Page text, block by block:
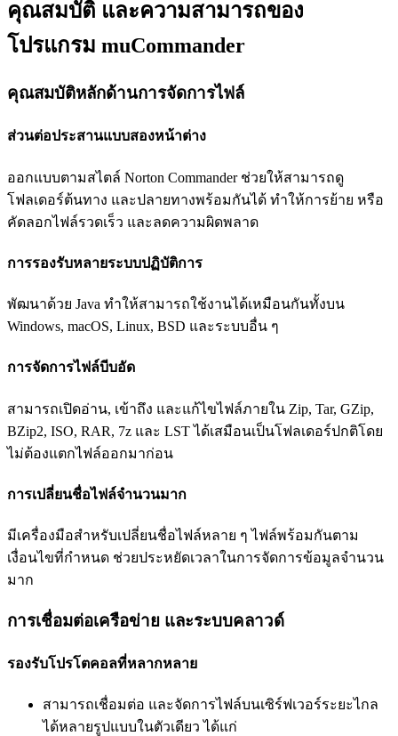
คุณสมบัติ และความสามารถของ
โปรแกรม muCommander
คุณสมบัติหลักด้านการจัดการไฟล์
ส่วนต่อประสานแบบสองหน้าต่าง
ออกแบบตามสไตล์ Norton Commander ช่วยให้สามารถดู
โฟลเดอร์ต้นทาง และปลายทางพร้อมกันได้ ทำให้การย้าย หรือ
คัดลอกไฟล์รวดเร็ว และลดความผิดพลาด
การรองรับหลายระบบปฏิบัติการ
พัฒนาด้วย Java ทำให้สามารถใช้งานได้เหมือนกันทั้งบน
Windows, macOS, Linux, BSD และระบบอื่น ๆ
การจัดการไฟล์บีบอัด
สามารถเปิดอ่าน, เข้าถึง และแก้ไขไฟล์ภายใน Zip, Tar, GZip,
BZip2, ISO, RAR, 7z และ LST ได้เสมือนเป็นโฟลเดอร์ปกติโดย
ไม่ต้องแตกไฟล์ออกมาก่อน
การเปลี่ยนชื่อไฟล์จำนวนมาก
มีเครื่องมือสำหรับเปลี่ยนชื่อไฟล์หลาย ๆ ไฟล์พร้อมกันตาม
เงื่อนไขที่กำหนด ช่วยประหยัดเวลาในการจัดการข้อมูลจำนวน
มาก
การเชื่อมต่อเครือข่าย และระบบคลาวด์
รองรับโปรโตคอลที่หลากหลาย
สามารถเชื่อมต่อ และจัดการไฟล์บนเซิร์ฟเวอร์ระยะไกล
ได้หลายรูปแบบในตัวเดียว ได้แก่